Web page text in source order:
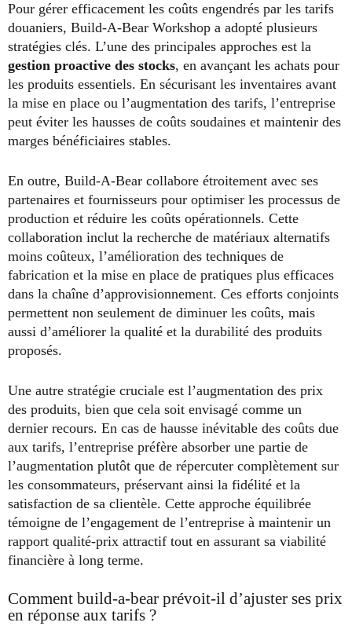
Pour gérer efficacement les coûts engendrés par les tarifs
douaniers, Build-A-Bear Workshop a adopté plusieurs
stratégies clés. L’une des principales approches est la
gestion proactive des stocks, en avançant les achats pour
les produits essentiels. En sécurisant les inventaires avant
la mise en place ou l’augmentation des tarifs, l’entreprise
peut éviter les hausses de coûts soudaines et maintenir des
marges bénéficiaires stables.
En outre, Build-A-Bear collabore étroitement avec ses
partenaires et fournisseurs pour optimiser les processus de
production et réduire les coûts opérationnels. Cette
collaboration inclut la recherche de matériaux alternatifs
moins coûteux, l’amélioration des techniques de
fabrication et la mise en place de pratiques plus efficaces
dans la chaîne d’approvisionnement. Ces efforts conjoints
permettent non seulement de diminuer les coûts, mais
aussi d’améliorer la qualité et la durabilité des produits
proposés.
Une autre stratégie cruciale est l’augmentation des prix
des produits, bien que cela soit envisagé comme un
dernier recours. En cas de hausse inévitable des coûts due
aux tarifs, l’entreprise préfère absorber une partie de
l’augmentation plutôt que de répercuter complètement sur
les consommateurs, préservant ainsi la fidélité et la
satisfaction de sa clientèle. Cette approche équilibrée
témoigne de l’engagement de l’entreprise à maintenir un
rapport qualité-prix attractif tout en assurant sa viabilité
financière à long terme.
Comment build-a-bear prévoit-il d’ajuster ses prix
en réponse aux tarifs ?